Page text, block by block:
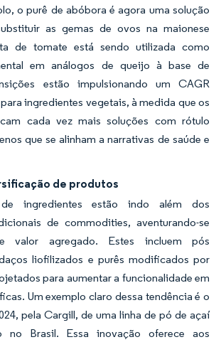
o purê de abóbora é agora uma solução
as gemas de ovos na maionese
de tomate está sendo utilizada como
em análogos de queijo à base de
estão impulsionando um CAGR
ingredientes vegetais, à medida que os
cada vez mais soluções com rótulo
que se alinham a narrativas de saúde e
de produtos
ingredientes estão indo além dos
de commodities, aventurando-se
valor agregado. Estes incluem pós
liofilizados e purês modificados por
para aumentar a funcionalidade em
Um exemplo claro dessa tendência é o
pela Cargill, de uma linha de pó de açaí
no Brasil. Essa inovação oferece aos